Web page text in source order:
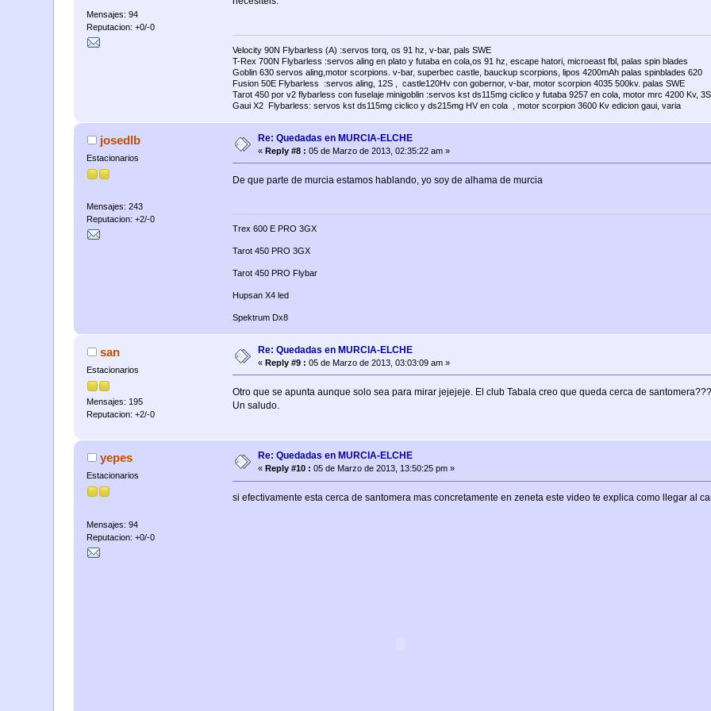
Mensajes: 94
Reputacion: +0/-0
Velocity 90N Flybarless (A) :servos torq, os 91 hz, v-bar, pals SWE
T-Rex 700N Flybarless :servos aling en plato y futaba en cola,os 91 hz, escape hatori, microeast fbl, palas spin blades
Goblin 630 servos aling,motor scorpions. v-bar, superbec castle, bauckup scorpions, lipos 4200mAh palas spinblades 620
Fusion 50E Flybarless :servos aling, 12S , castle120Hv con gobernor, v-bar, motor scorpion 4035 500kv. palas SWE
Tarot 450 por v2 flybarless con fuselaje minigoblin :servos kst ds115mg ciclico y futaba 9257 en cola, motor mrc 4200 Kv,
Gaui X2 Flybarless: servos kst ds115mg ciclico y ds215mg HV en cola , motor scorpion 3600 Kv edicion gaui, varia
josedlb
Estacionarios
Mensajes: 243
Reputacion: +2/-0
Re: Quedadas en MURCIA-ELCHE
«Reply #8 : 05 de Marzo de 2013, 02:35:22 am »
De que parte de murcia estamos hablando, yo soy de alhama de murcia
Trex 600 E PRO 3GX
Tarot 450 PRO 3GX
Tarot 450 PRO Flybar
Hupsan X4 led
Spektrum Dx8
san
Estacionarios
Mensajes: 195
Reputacion: +2/-0
Re: Quedadas en MURCIA-ELCHE
«Reply #9 : 05 de Marzo de 2013, 03:03:09 am »
Otro que se apunta aunque solo sea para mirar jejejeje. El club Tabala creo que queda cerca de
Un saludo.
yepes
Estacionarios
Mensajes: 94
Reputacion: +0/-0
Re: Quedadas en MURCIA-ELCHE
«Reply #10 : 05 de Marzo de 2013, 13:50:25 pm »
si efectivamente esta cerca de santomera mas concretamente en zeneta este video te explica como llegar al